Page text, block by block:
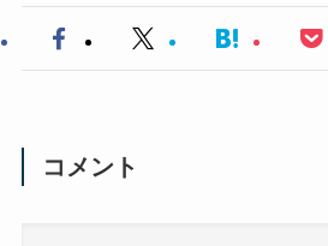
コメント